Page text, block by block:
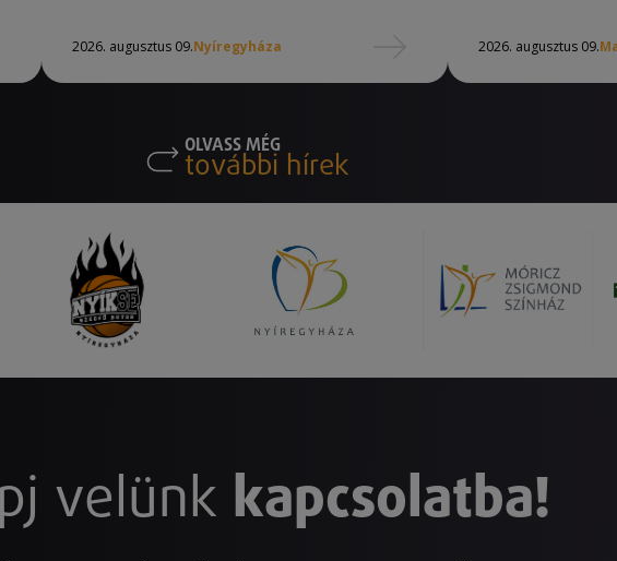
2026. augusztus 09.Nyíregyháza 2026. augusztus 09.
OLVASS MÉG
további hírek
velünk kapcsolatba!